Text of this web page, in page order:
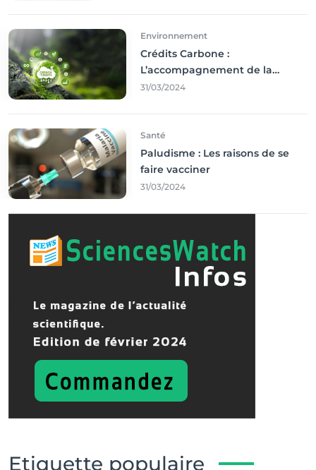
Environnement
Crédits Carbone :
L’accompagnement de la
Francophonie
31/03/2024
Santé
Paludisme : Les raisons de se
faire vacciner
31/03/2024
Etiquette populaire